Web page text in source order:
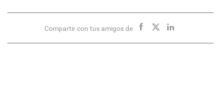
Compartir con tus amigos de